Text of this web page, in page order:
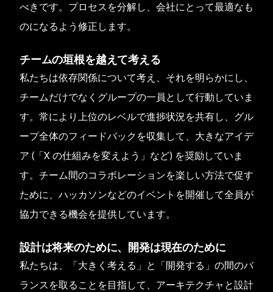
べきです。プロセスを分解し、会社にとって最適なも
のになるよう修正します。
チームの垣根を越えて考える
私たちは依存関係について考え、それを明らかにし、
チームだけでなくグループの一員として行動していま
す。常により上位のレベルで進捗状況を共有し、グル
ープ全体のフィードバックを収集して、大きなアイデ
ア (「X の仕組みを変えよう」など) を奨励していま
す。チーム間のコラボレーションを楽しい方法で促す
ために、ハッカソンなどのイベントを開催して全員が
協力できる機会を提供しています。
設計は将来のために、開発は現在のために
私たちは、「大きく考える」と「開発する」の間のバ
ランスを取ることを目指して、アーキテクチャと設計